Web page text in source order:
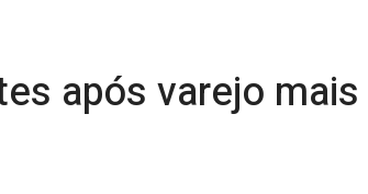
após varejo